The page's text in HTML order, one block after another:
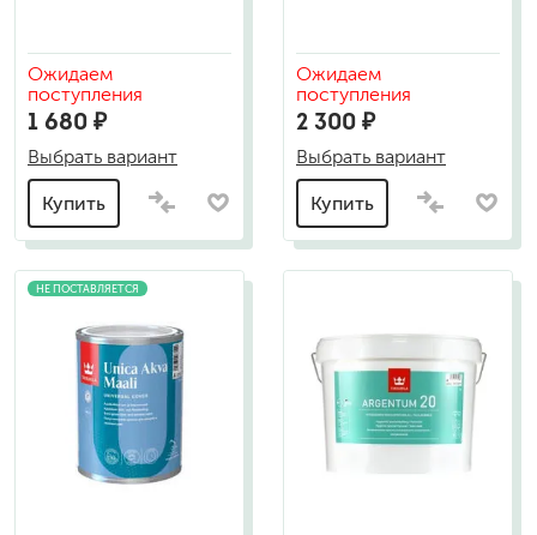
Ожидаем
поступления
1 680 ₽
Выбрать вариант
Купить
Ожидаем
поступления
2 300 ₽
Выбрать вариант
Купить
НЕ ПОСТАВЛЯЕТСЯ